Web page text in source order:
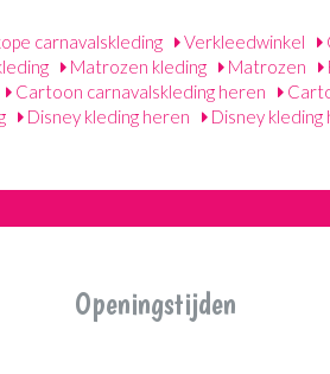
carnavalskleding Verkleedwinkel
Matrozen kleding Matrozen
Cartoon carnavalskleding heren
Disney kleding heren Disney kleding
Openingstijden